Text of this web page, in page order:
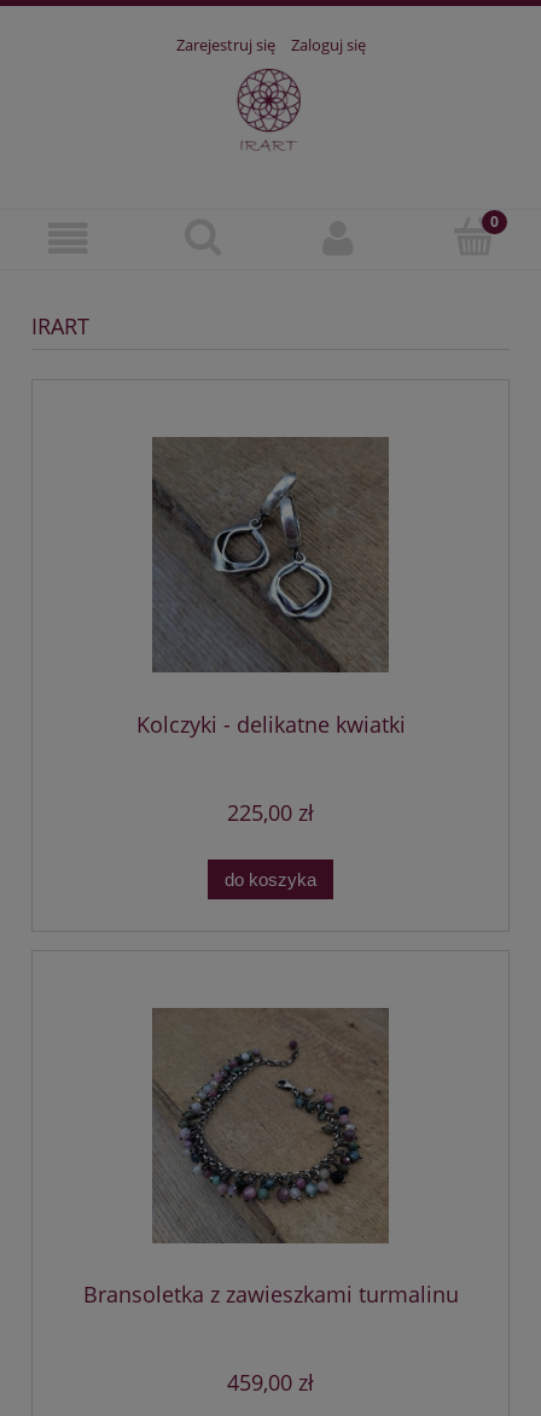
Zarejestruj się Zaloguj się
IRART
Kolczyki - delikatne kwiatki
225,00 zł
do koszyka
Bransoletka z zawieszkami turmalinu
459,00 zł